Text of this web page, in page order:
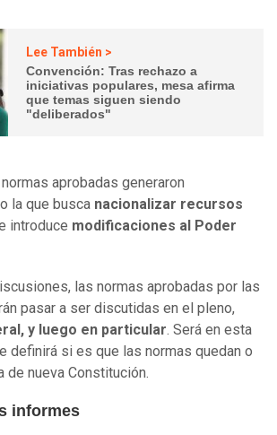
Lee También >
Convención: Tras rechazo a
iniciativas populares, mesa afirma
que temas siguen siendo
"deliberados"
aprobadas generaron
la que busca nacionalizar recursos
introduce modificaciones al Poder
las normas aprobadas por las
pasar a ser discutidas en el pleno,
y luego en particular. Será en esta
definirá si es que las normas quedan o
de nueva Constitución.
informes